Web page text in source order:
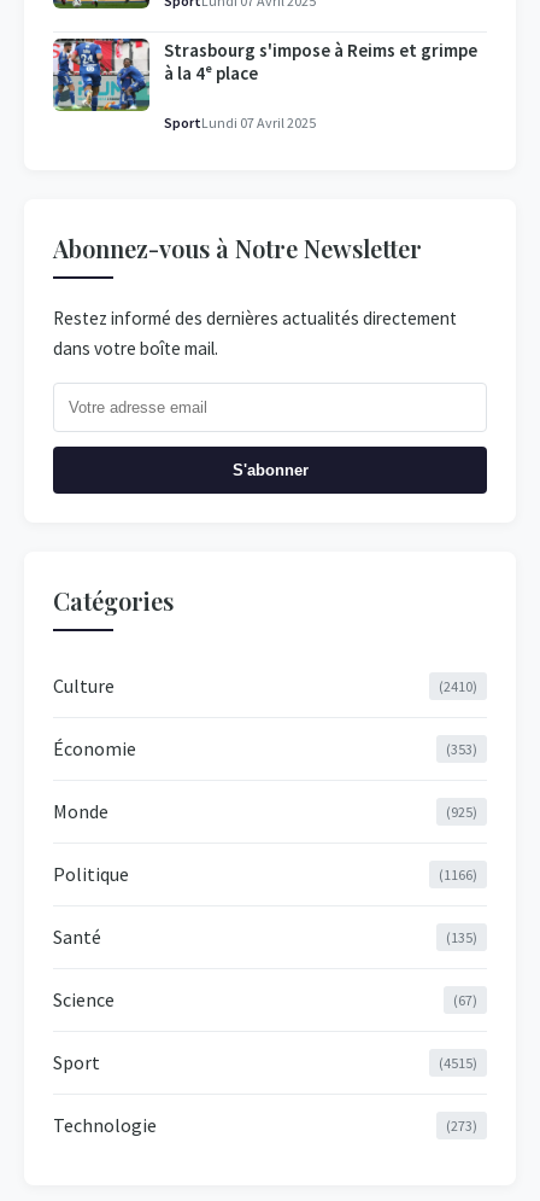
Strasbourg s'impose à Reims et grimpe
à la 4ᵉ place
SportLundi 07 Avril 2025
Abonnez-vous à Notre Newsletter
Restez informé des dernières actualités directement
dans votre boîte mail.
S'abonner
Catégories
Culture (2410)
Économie (353)
Monde (925)
Politique (1166)
Santé (135)
Science (67)
Sport (4515)
Technologie (273)